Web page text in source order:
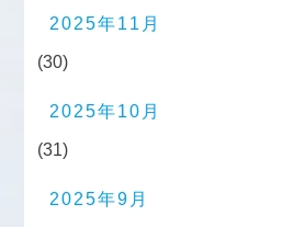
2025年11月
(30)
2025年10月
(31)
2025年9月